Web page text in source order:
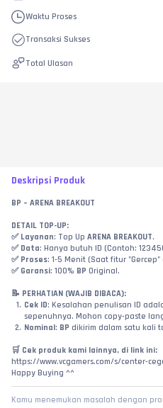
Waktu Proses
Transaksi Sukses
Total Ulasan
Deskripsi Produk
BP – ARENA BREAKOUT
DETAIL TOP-UP:
✅ Layanan: Top Up ARENA BREAKOUT.
✅ Data: Hanya butuh ID (Contoh:
✅ Proses: 1-5 Menit (Saat fitur "Gercep"
✅ Garansi: 100% BP Original.
📝 PERHATIAN (WAJIB DIBACA):
Cek ID: Kesalahan penulisan ID
sepenuhnya. Mohon copy-paste
Nominal: BP dikirim dalam satu kali
🛒 Cek produk kami lainnya, di link ini:
https://www.vcgamers.com/s/center-
Happy Buying ^^
Kamu menemukan masalah dengan